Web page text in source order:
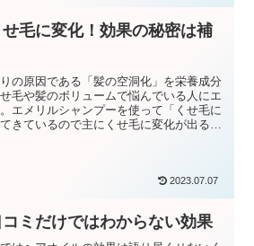
毛に変化！効果の秘密は補
の原因である「髪の空洞化」を栄養成分
毛や髪のボリュームで悩んでいる人にエ
エメリルシャンプーを使って「くせ毛に
きているので主にくせ毛に変化が出る理
2023.07.07
ミだけではわからない効果